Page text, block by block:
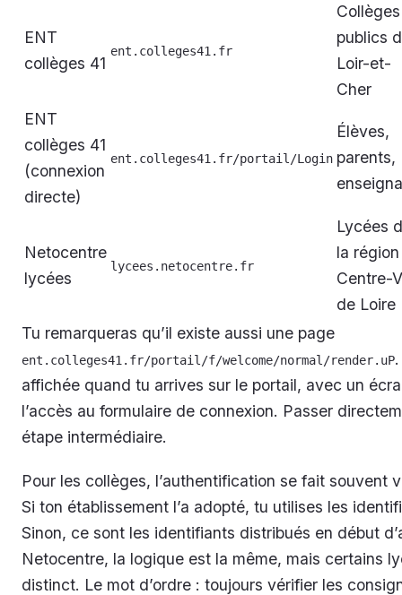
ENT
collèges 41
ent.colleges41.fr
Collèges
publics
Loir-et-
Cher
ENT
collèges 41
(connexion
directe)
ent.colleges41.fr/portail/Login
Élèves,
parents,
Netocentre
lycées
lycees.netocentre.fr
Lycées
la région
Centre-
de Loire
Tu remarqueras qu’il existe aussi une page
ent.colleges41.fr/portail/f/welcome/normal/render.uP
affichée quand tu arrives sur le portail, avec un
l’accès au formulaire de connexion. Passer
étape intermédiaire.
Pour les collèges, l’authentification se fait souvent
Si ton établissement l’a adopté, tu utilises les
Sinon, ce sont les identifiants distribués en début
Netocentre, la logique est la même, mais certains
distinct. Le mot d’ordre : toujours vérifier les